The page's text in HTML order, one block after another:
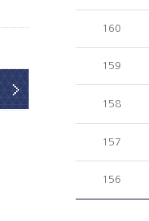
160
159
158
157
156